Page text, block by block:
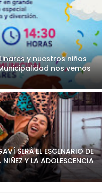
y nuestros niños
nos vemos
SERÁ EL ESCENARIO DE
Y LA ADOLESCENCIA